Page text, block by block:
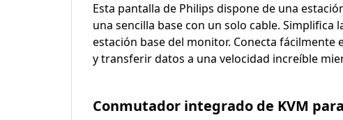
Esta pantalla de Philips dispone de una
una sencilla base con un solo cable. Simplifica
estación base del monitor. Conecta
y transferir datos a una velocidad increíble
Conmutador integrado de KVM